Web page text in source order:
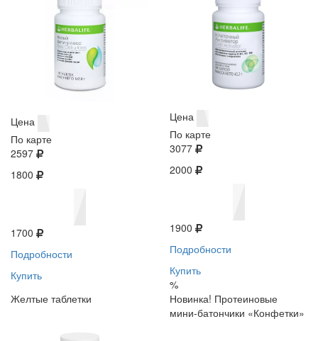
Цена
По карте
2597
1800
1700
Подробности
Купить
Цена
По карте
3077
2000
1900
Подробности
Купить
%
Желтые таблетки
Новинка! Протеиновые
мини-батончики «Конфетки»